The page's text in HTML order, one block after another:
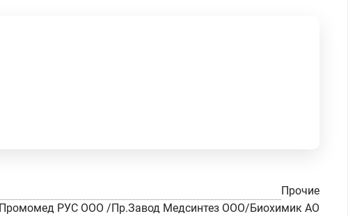
Прочие
Промомед РУС ООО /Пр.Завод Медсинтез ООО/Биохимик АО